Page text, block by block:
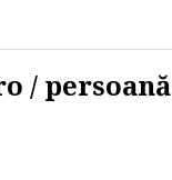
/ persoană